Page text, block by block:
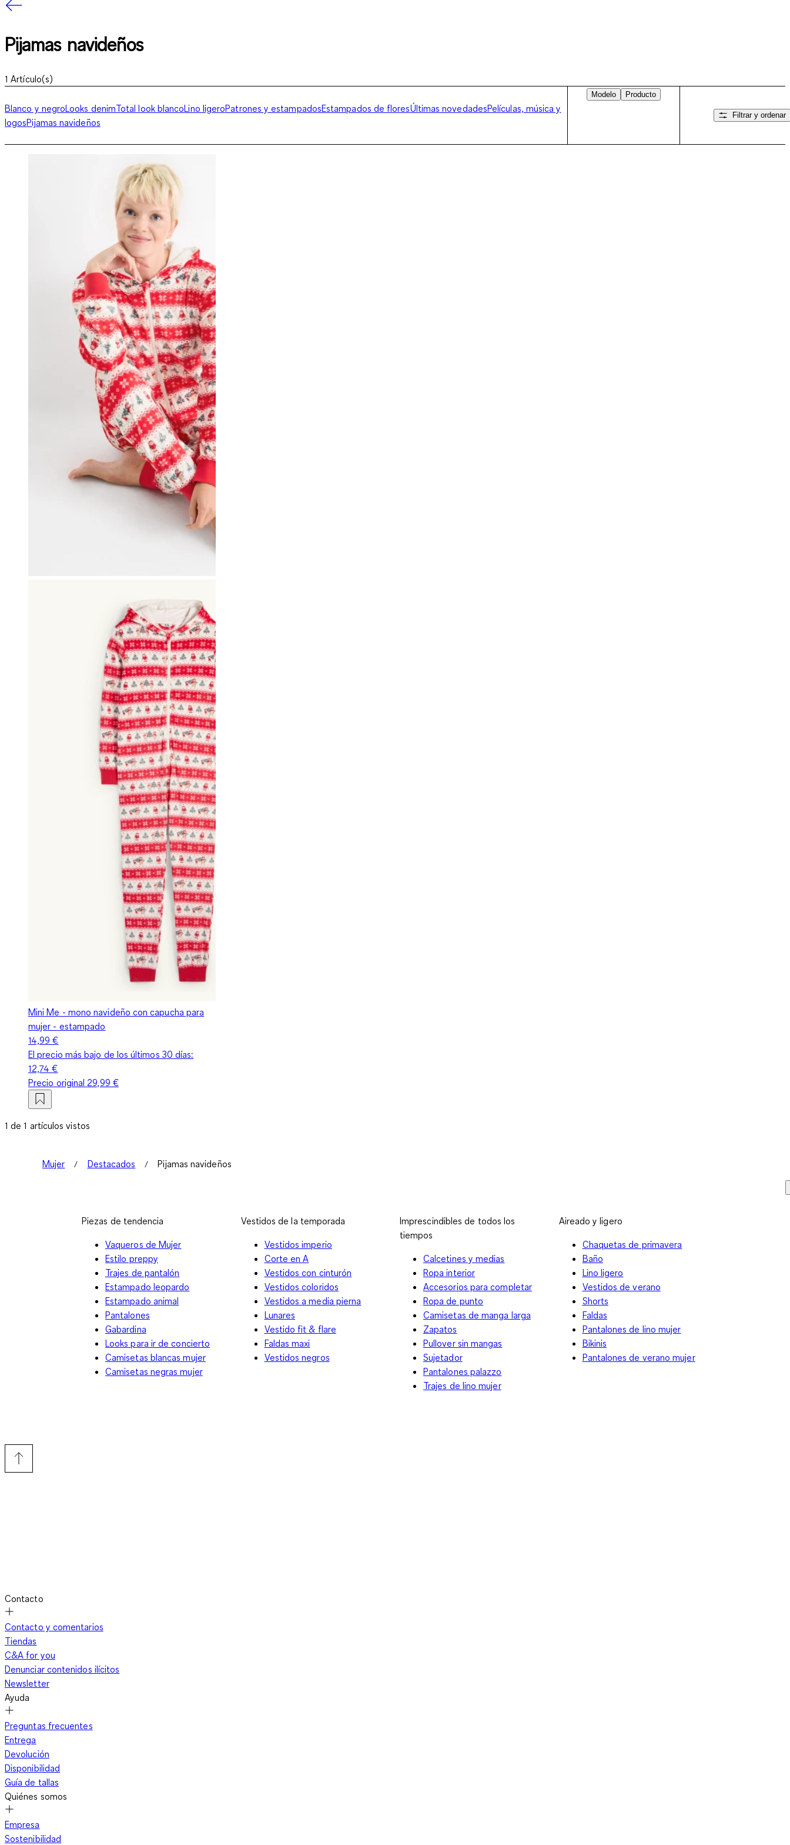
Pijamas navideños
1 Artículo(s)
Blanco y negroLooks denimTotal look blancoLino ligeroPatrones y estampadosEstampados de floresÚltimas novedadesPelículas, música y
logosPijamas navideños
Modelo Producto
Filtrar y ordenar
Mini Me - mono navideño con capucha para
mujer - estampado
14,99 €
El precio más bajo de los últimos 30 días:
12,74 €
Precio original 29,99 €
1 de 1 artículos vistos
Mujer Destacados Pijamas navideños
Piezas de tendencia
Vaqueros de Mujer
Estilo preppy
Trajes de pantalón
Estampado leopardo
Estampado animal
Pantalones
Gabardina
Looks para ir de concierto
Camisetas blancas mujer
Camisetas negras mujer
Vestidos de la temporada
Vestidos imperio
Corte en A
Vestidos con cinturón
Vestidos coloridos
Vestidos a media pierna
Lunares
Vestido fit & flare
Faldas maxi
Vestidos negros
Imprescindibles de todos los
tiempos
Calcetines y medias
Ropa interior
Accesorios para completar
Ropa de punto
Camisetas de manga larga
Zapatos
Pullover sin mangas
Sujetador
Pantalones palazzo
Trajes de lino mujer
Aireado y ligero
Chaquetas de primavera
Baño
Lino ligero
Vestidos de verano
Shorts
Faldas
Pantalones de lino mujer
Bikinis
Pantalones de verano mujer
Contacto
Contacto y comentarios
Tiendas
C&A for you
Denunciar contenidos ilícitos
Newsletter
Ayuda
Preguntas frecuentes
Entrega
Devolución
Disponibilidad
Guía de tallas
Quiénes somos
Empresa
Sostenibilidad